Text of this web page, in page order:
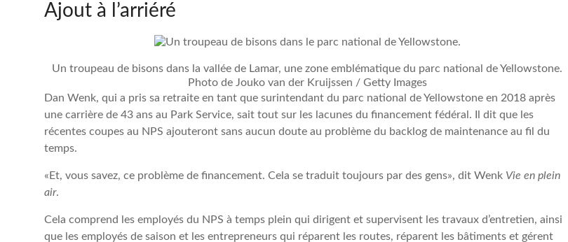
Ajout à l’arriéré
Un troupeau de bisons dans la vallée de Lamar, une zone emblématique du parc national de Yellowstone.
Photo de Jouko van der Kruijssen / Getty Images
Dan Wenk, qui a pris sa retraite en tant que surintendant du parc national de Yellowstone en 2018 après
une carrière de 43 ans au Park Service, sait tout sur les lacunes du financement fédéral. Il dit que les
récentes coupes au NPS ajouteront sans aucun doute au problème du backlog de maintenance au fil du
temps.
«Et, vous savez, ce problème de financement. Cela se traduit toujours par des gens», dit Wenk Vie en plein
air.
Cela comprend les employés du NPS à temps plein qui dirigent et supervisent les travaux d’entretien, ainsi
que les employés de saison et les entrepreneurs qui réparent les routes, réparent les bâtiments et gérent